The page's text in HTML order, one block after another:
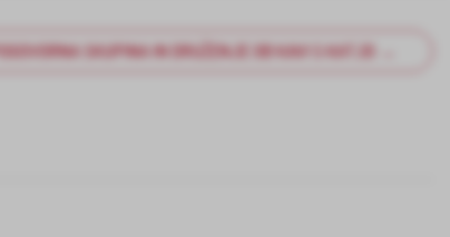
SKUPINA IN DRUŽENJE OB KAVI S KATJO →